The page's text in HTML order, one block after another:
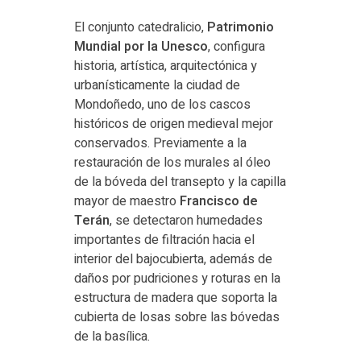
El conjunto catedralicio, Patrimonio
Mundial por la Unesco, configura
historia, artística, arquitectónica y
urbanísticamente la ciudad de
Mondoñedo, uno de los cascos
históricos de origen medieval mejor
conservados. Previamente a la
restauración de los murales al óleo
de la bóveda del transepto y la capilla
mayor de maestro Francisco de
Terán, se detectaron humedades
importantes de filtración hacia el
interior del bajocubierta, además de
daños por pudriciones y roturas en la
estructura de madera que soporta la
cubierta de losas sobre las bóvedas
de la basílica.